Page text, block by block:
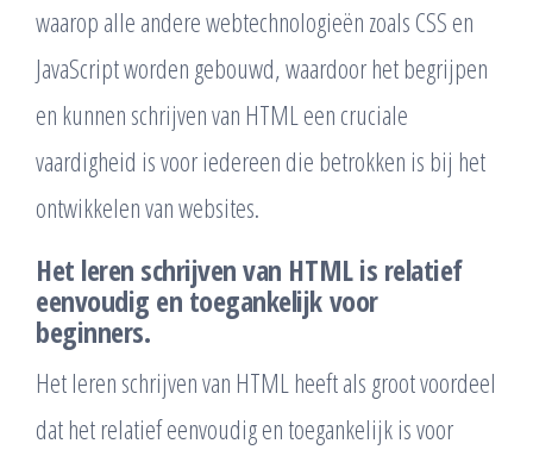
waarop alle andere webtechnologieën zoals CSS en
JavaScript worden gebouwd, waardoor het begrijpen
en kunnen schrijven van HTML een cruciale
vaardigheid is voor iedereen die betrokken is bij het
ontwikkelen van websites.
Het leren schrijven van HTML is relatief
eenvoudig en toegankelijk voor
beginners.
Het leren schrijven van HTML heeft als groot voordeel
dat het relatief eenvoudig en toegankelijk is voor